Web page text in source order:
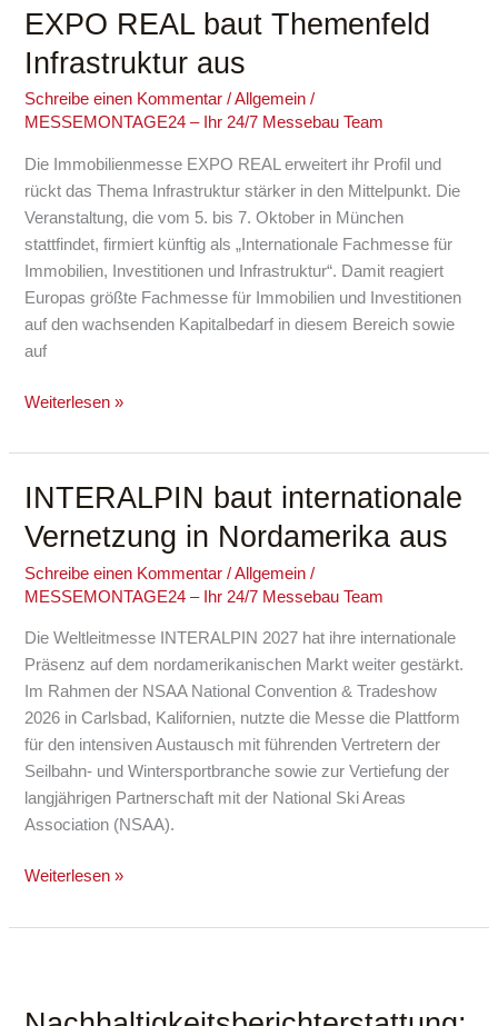
EXPO REAL baut Themenfeld
Infrastruktur aus
Schreibe einen Kommentar /Allgemein /
MESSEMONTAGE24 – Ihr 24/7 Messebau Team
Die Immobilienmesse EXPO REAL erweitert ihr Profil und
rückt das Thema Infrastruktur stärker in den Mittelpunkt. Die
Veranstaltung, die vom 5. bis 7. Oktober in München
stattfindet, firmiert künftig als „Internationale Fachmesse für
Immobilien, Investitionen und Infrastruktur“. Damit reagiert
Europas größte Fachmesse für Immobilien und Investitionen
auf den wachsenden Kapitalbedarf in diesem Bereich sowie
auf
EXPO
baut
Themenfeld
Infrastruktur
Weiterlesen »
INTERALPIN baut internationale
Vernetzung in Nordamerika aus
Schreibe einen Kommentar /Allgemein /
MESSEMONTAGE24 – Ihr 24/7 Messebau Team
Die Weltleitmesse INTERALPIN 2027 hat ihre internationale
Präsenz auf dem nordamerikanischen Markt weiter gestärkt.
Im Rahmen der NSAA National Convention & Tradeshow
2026 in Carlsbad, Kalifornien, nutzte die Messe die Plattform
für den intensiven Austausch mit führenden Vertretern der
Seilbahn- und Wintersportbranche sowie zur Vertiefung der
langjährigen Partnerschaft mit der National Ski Areas
Association (NSAA).
INTERALPIN
internationale
Vernetzung
in
Weiterlesen »
Kommission